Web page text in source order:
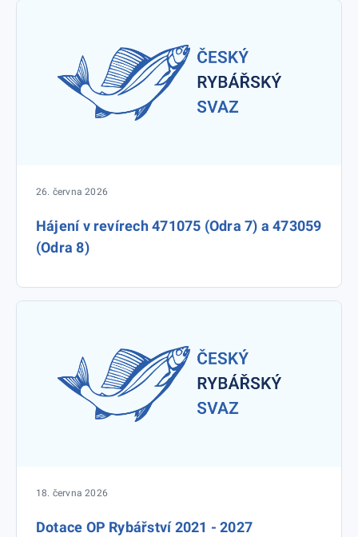
26. června 2026
Hájení v revírech 471075 (Odra 7) a 473059
(Odra 8)
18. června 2026
Dotace OP Rybářství 2021 - 2027